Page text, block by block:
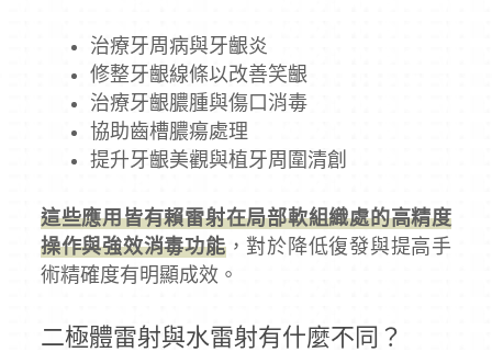
治療牙周病與牙齦炎
修整牙齦線條以改善笑齦
治療牙齦膿腫與傷口消毒
協助齒槽膿瘍處理
提升牙齦美觀與植牙周圍清創
這些應用皆有賴雷射在局部軟組織處的高精度
操作與強效消毒功能，對於降低復發與提高手
術精確度有明顯成效。
二極體雷射與水雷射有什麼不同？